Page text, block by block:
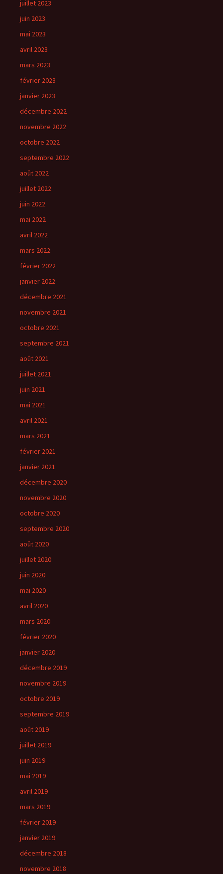
juillet 2023
juin 2023
mai 2023
avril 2023
mars 2023
février 2023
janvier 2023
décembre 2022
novembre 2022
octobre 2022
septembre 2022
août 2022
juillet 2022
juin 2022
mai 2022
avril 2022
mars 2022
février 2022
janvier 2022
décembre 2021
novembre 2021
octobre 2021
septembre 2021
août 2021
juillet 2021
juin 2021
mai 2021
avril 2021
mars 2021
février 2021
janvier 2021
décembre 2020
novembre 2020
octobre 2020
septembre 2020
août 2020
juillet 2020
juin 2020
mai 2020
avril 2020
mars 2020
février 2020
janvier 2020
décembre 2019
novembre 2019
octobre 2019
septembre 2019
août 2019
juillet 2019
juin 2019
mai 2019
avril 2019
mars 2019
février 2019
janvier 2019
décembre 2018
novembre 2018